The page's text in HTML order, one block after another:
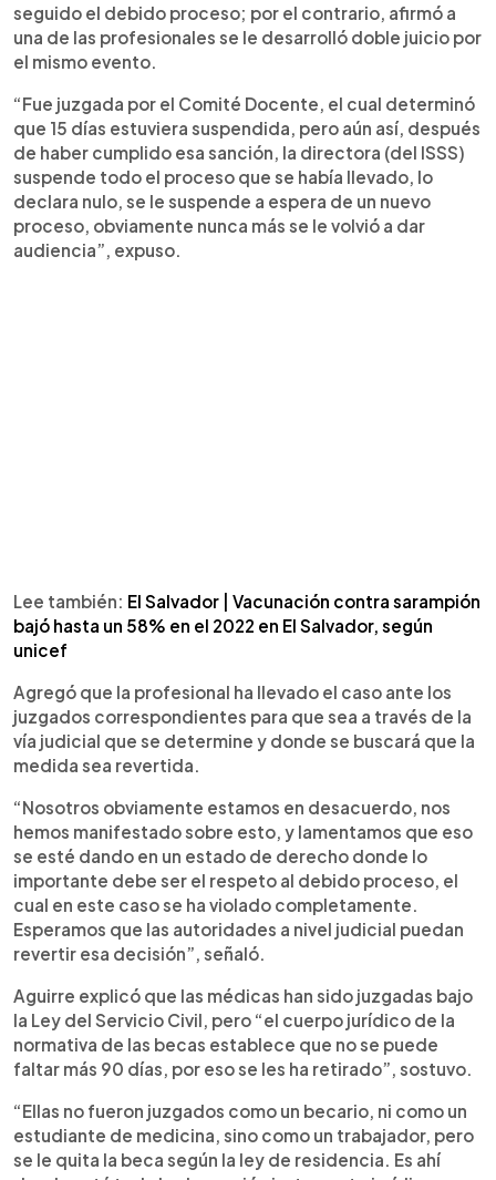
seguido el debido proceso; por el contrario, afirmó a
una de las profesionales se le desarrolló doble juicio por
el mismo evento.
“Fue juzgada por el Comité Docente, el cual determinó
que 15 días estuviera suspendida, pero aún así, después
de haber cumplido esa sanción, la directora (del ISSS)
suspende todo el proceso que se había llevado, lo
declara nulo, se le suspende a espera de un nuevo
proceso, obviamente nunca más se le volvió a dar
audiencia”, expuso.
Lee también: El Salvador | Vacunación contra sarampión
bajó hasta un 58% en el 2022 en El Salvador, según
unicef
Agregó que la profesional ha llevado el caso ante los
juzgados correspondientes para que sea a través de la
vía judicial que se determine y donde se buscará que la
medida sea revertida.
“Nosotros obviamente estamos en desacuerdo, nos
hemos manifestado sobre esto, y lamentamos que eso
se esté dando en un estado de derecho donde lo
importante debe ser el respeto al debido proceso, el
cual en este caso se ha violado completamente.
Esperamos que las autoridades a nivel judicial puedan
revertir esa decisión”, señaló.
Aguirre explicó que las médicas han sido juzgadas bajo
la Ley del Servicio Civil, pero “el cuerpo jurídico de la
normativa de las becas establece que no se puede
faltar más 90 días, por eso se les ha retirado”, sostuvo.
“Ellas no fueron juzgados como un becario, ni como un
estudiante de medicina, sino como un trabajador, pero
se le quita la beca según la ley de residencia. Es ahí